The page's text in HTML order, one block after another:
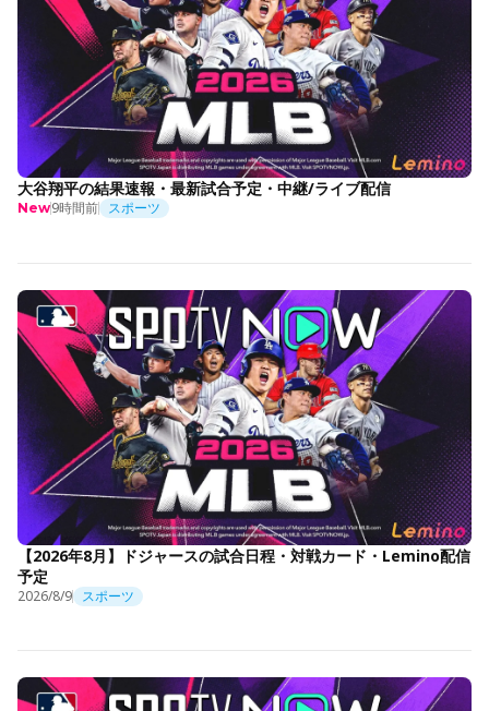
大谷翔平の結果速報・最新試合予定・中継/ライブ配信
New9時間前 スポーツ
【2026年8月】ドジャースの試合日程・対戦カード・Lemino配信
予定
2026/8/9 スポーツ